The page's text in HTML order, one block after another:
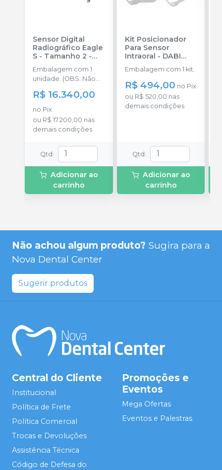
Sensor Digital
Radiográfico Eagle
S - Tamanho 2 -
DABI ATLANTE
Embalagem com 1
unidade. (OBS: Não
acompanha o kit de
posicionador)
R$ 16.340,00
no Pix
ou R$ 17.200,00 nas
demais condições
Qtd :
Adicionar ao
carrinho
Kit Posicionador
Para Sensor
Intraoral - DABI
ATLANTE
Embalagem com 1 kit.
R$ 494,00 no Pix
ou R$ 520,00 nas
demais condições
Qtd :
Adicionar ao
carrinho
Não achou algum produto? Sugira para a
Nova Dental Center
Sugerir produtos
Central do Cliente
Institucional
Política de Frete
Política Comercial
Trocas e Devoluções
Assistência Técnica
Código de Defesa do
Promoções e
Eventos
Mega Ofertas
Eventos e Palestras